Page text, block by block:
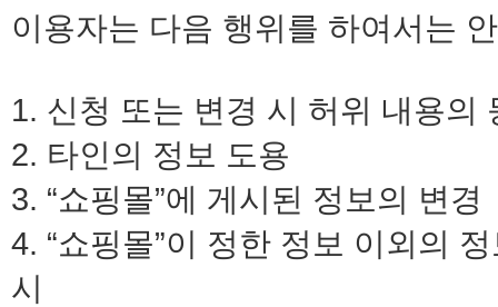
이용자는 다음 행위를 하여서는
1. 신청 또는 변경 시 허위 내용의
2. 타인의 정보 도용
3. “쇼핑몰”에 게시된 정보의 변경
4. “쇼핑몰”이 정한 정보 이외의
시